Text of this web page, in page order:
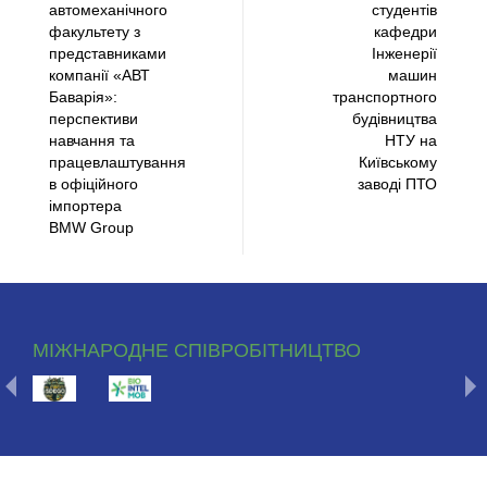
автомеханічного
факультету з
представниками
компанії «АВТ
Баварія»:
перспективи
навчання та
працевлаштування
в офіційного
імпортера
BMW Group
студентів
кафедри
Інженерії
машин
транспортного
будівництва
НТУ на
Київському
заводі ПТО
МІЖНАРОДНЕ СПІВРОБІТНИЦТВО